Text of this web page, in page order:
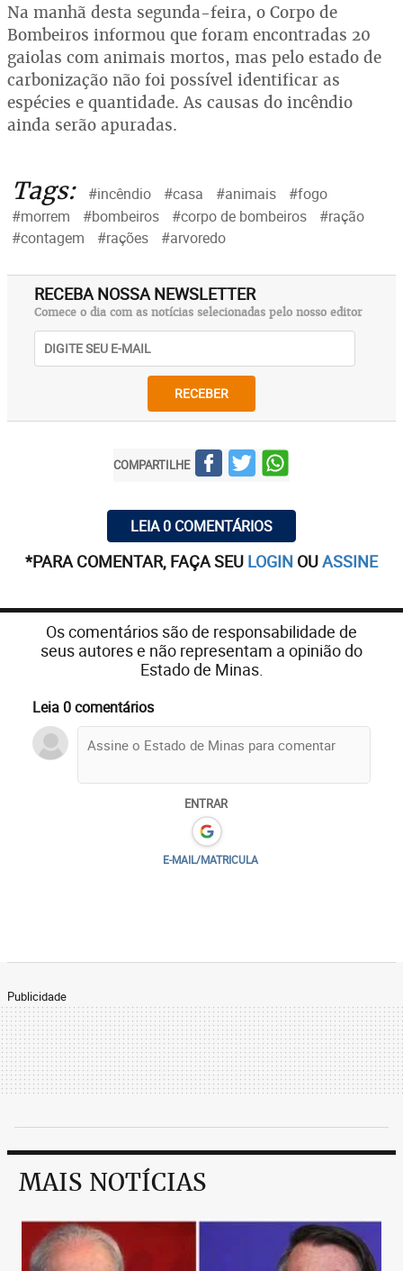
Na manhã desta segunda-feira, o Corpo de
Bombeiros informou que foram encontradas 20
gaiolas com animais mortos, mas pelo estado de
carbonização não foi possível identificar as
espécies e quantidade. As causas do incêndio
ainda serão apuradas.
Tags: #incêndio #casa #animais
#fogo
#morrem
#bombeiros #corpo de bombeiros
#ração
#contagem
#rações #arvoredo
RECEBA NOSSA NEWSLETTER
Comece o dia com as notícias selecionadas pelo nosso editor
RECEBER
COMPARTILHE
LEIA 0 COMENTÁRIOS
*PARA COMENTAR, FAÇA SEU LOGIN OUASSINE
Os comentários são de responsabilidade de
seus autores e não representam a opinião do
Estado de Minas.
Leia 0 comentários
ENTRAR
E-MAIL/MATRICULA
Publicidade
MAIS NOTÍCIAS